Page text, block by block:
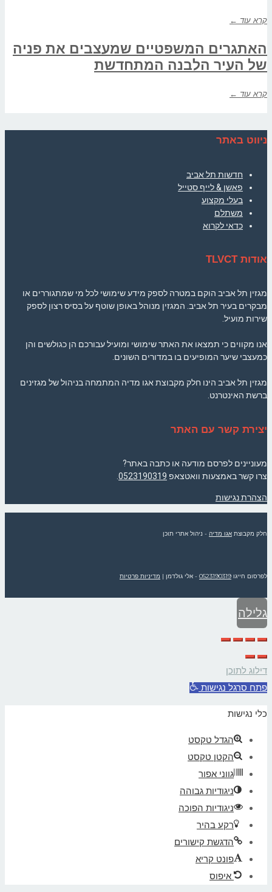
קרא עוד ←
האתגרים המשפטיים שמעצבים את פניה
של העיר הלבנה המתחדשת
קרא עוד ←
ניווט באתר
חדשות תל אביב
פאשן & לייף סטייל
בעלי מקצוע
משתלם
כדאי לקרוא
אודות TLVCT
מגזין תל אביב הוקם במטרה לספק מידע שימושי לכל מי שמתגוררים או
מבקרים בעיר תל אביב. המגזין מנוהל באופן שוטף על בסיס רצון לספק
שירות מועיל.
אנו מקווים כי תמצאו את האתר שימושי ומועיל עבורכם הן כגולשים והן
כמעצבי שיער המופיעים בו במדורים השונים.
מגזין תל אביב הינו חלק מקבוצת אגו מדיה המתמחה בניהול של מגזינים
ברשת האינטרנט.
יצירת קשר עם האתר
מעוניינים לפרסם מודעה או כתבה באתר?
צרו קשר באמצעות וואטצאפ 0523190319
הצהרת נגישות
חלק מקבוצת אגו מדיה - ניהול אתרי תוכן
לפרסום חייגו 0523190319 - אלי גולדמן | מדיניות פרטיות
גלילה
לראש
העמוד
דילוג לתוכן
פתח סרגל נגישות
כלי נגישות
הגדל טקסט
הקטן טקסט
גווני אפור
ניגודיות גבוהה
ניגודיות הפוכה
רקע בהיר
הדגשת קישורים
פונט קריא
איפוס